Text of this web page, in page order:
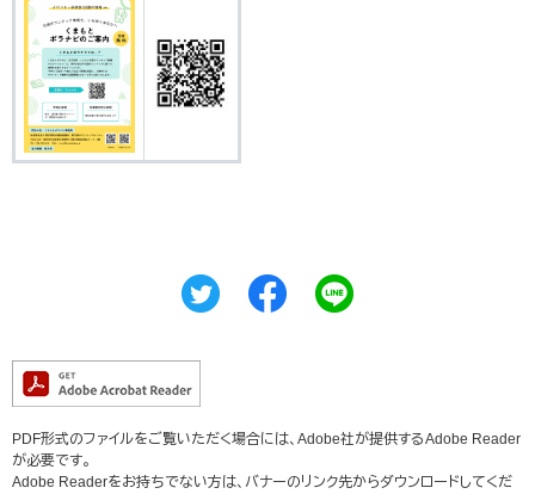
PDF形式のファイルをご覧いただく場合には、Adobe社が提供するAdobe Reader
が必要です。
Adobe Readerをお持ちでない方は、バナーのリンク先からダウンロードしてくだ